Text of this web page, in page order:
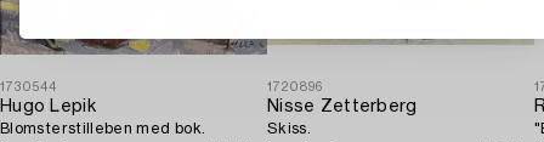
1730544
Hugo Lepik
Blomsterstilleben med bok.
1720896
Nisse Zetterberg
Skiss.